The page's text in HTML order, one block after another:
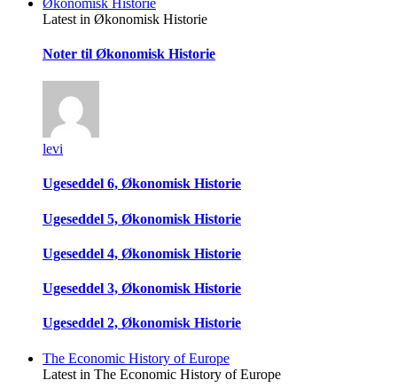
Latest in Økonomisk Historie
Noter til Økonomisk Historie
levi
Ugeseddel 6, Økonomisk Historie
Ugeseddel 5, Økonomisk Historie
Ugeseddel 4, Økonomisk Historie
Ugeseddel 3, Økonomisk Historie
Ugeseddel 2, Økonomisk Historie
The Economic History of Europe
Latest in The Economic History of Europe